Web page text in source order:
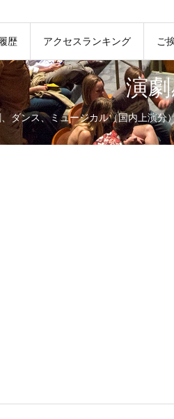
歴 アクセスランキング ご
演
ダンス、ミュージカル（国内上演分